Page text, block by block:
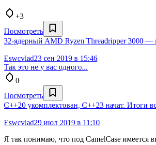
+3
Посмотреть
32-ядерный AMD Ryzen Threadripper 3000 —
Eswcvlad23 сен 2019 в 15:46
Так это не у вас одного...
0
Посмотреть
C++20 укомплектован, C++23 начат. Итоги
Eswcvlad29 июл 2019 в 11:10
Я так понимаю, что под CamelCase имеется